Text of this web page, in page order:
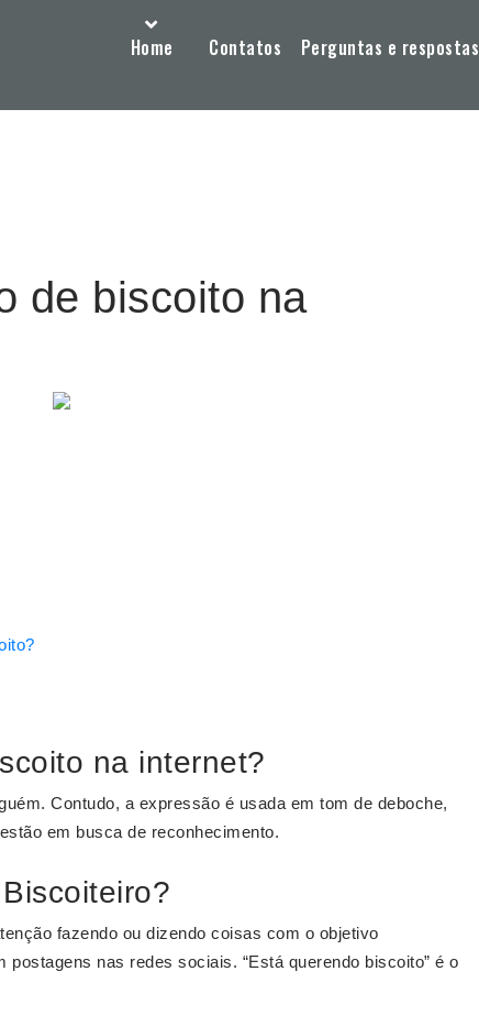
Home Contatos Perguntas e respostas
de biscoito na
na internet?
Contudo, a expressão é usada em tom de deboche,
em busca de reconhecimento.
fazendo ou dizendo coisas com o objetivo
nas redes sociais. “Está querendo biscoito” é o